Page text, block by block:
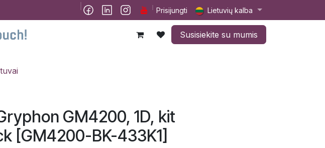
Kursai Help Darbai Susisiekite su mumis
Prisijungti Lietuvių kalba
Susisiekite su mumis
GM4200, 1D, kit
[GM4200-BK-433K1]